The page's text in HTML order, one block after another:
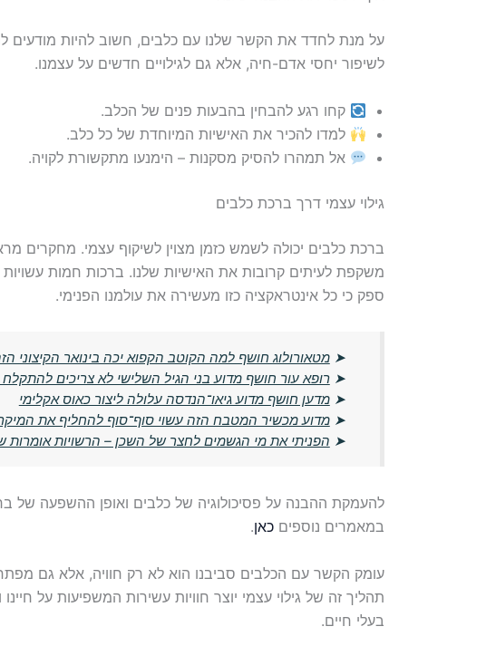
על מנת לחדד את הקשר שלנו עם כלבים, חשוב להיות מודעים
לשיפור יחסי אדם-חיה, אלא גם לגילויים חדשים על עצמנו.
קחו רגע להבחין בהבעות פנים של הכלב.
למדו להכיר את האישיות המיוחדת של כל כלב.
אל תמהרו להסיק מסקנות – הימנעו מתקשורת לקויה.
גילוי עצמי דרך ברכת כלבים
ברכת כלבים יכולה לשמש כזמן מצוין לשיקוף עצמי. מחקרים
משקפת לעיתים קרובות את האישיות שלנו. ברכות חמות עשויות
ספק כי כל אינטראקציה כזו מעשירה את עולמנו הפנימי.
➤מטאורולוג חושף למה הקוטב הקפוא יכה בינואר הקיצוני
➤רופא עור חושף מדוע בני הגיל השלישי לא צריכים להתקלח
➤מדען חושף מדוע גיאו־הנדסה עלולה ליצור כאוס אקלימי
➤מדוע מכשיר המטבח הזה עשוי סוף־סוף להחליף את
➤ הפניתי את מי הגשמים לחצר של השכן – הרשויות אומרות
להעמקת ההבנה על פסיכולוגיה של כלבים ואופן ההשפעה של
במאמרים נוספים כאן.
עומק הקשר עם הכלבים סביבנו הוא לא רק חוויה, אלא גם
תהליך זה של גילוי עצמי יוצר חוויות עשירות המשפיעות על
בעלי חיים.